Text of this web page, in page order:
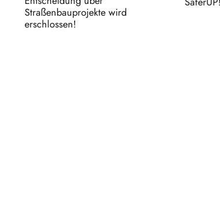
Straßenbauprojekte wird
erschlossen!